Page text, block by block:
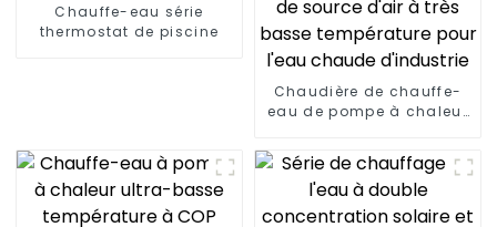
Chauffe-eau série
thermostat de piscine
Chaudière de chauffe-
eau de pompe à chaleur
basse température pour
l'eau chaude d'industrie